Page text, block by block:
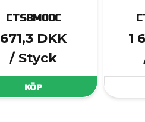
CTSBM00C
671,3 DKK
/ Styck
KÖP
1